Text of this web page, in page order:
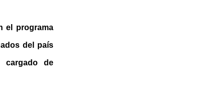
el programa
del país
de